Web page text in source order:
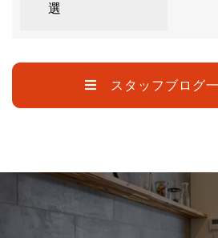
選
スタッフブログ